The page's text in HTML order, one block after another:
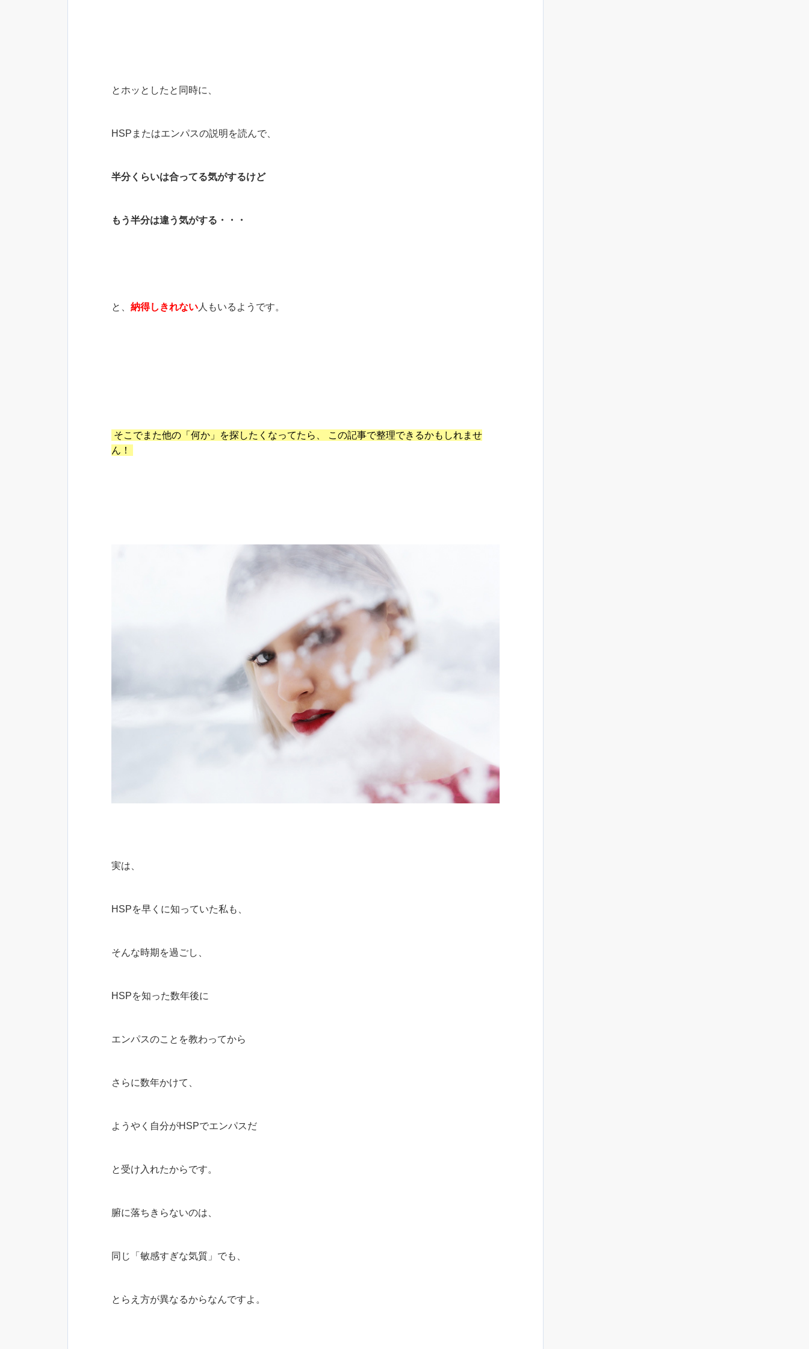
とホッとしたと同時に、
HSPまたはエンパスの説明を読んで、
半分くらいは合ってる気がするけど
もう半分は違う気がする・・・
と、 納得しきれない 人もいるようです。
そこでまた他の「何か」を探したくなってたら、 この記事で整理できるかもしれませ
ん！
実は、
HSPを早くに知っていた私も、
そんな時期を過ごし、
HSPを知った数年後に
エンパスのことを教わってから
さらに数年かけて、
ようやく自分がHSPでエンパスだ
と受け入れたからです。
腑に落ちきらないのは、
同じ「敏感すぎな気質」でも、
とらえ方が異なるからなんですよ。